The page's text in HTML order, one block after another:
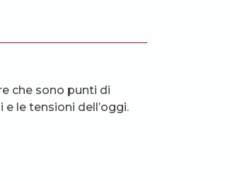
che sono punti di
le tensioni dell’oggi.